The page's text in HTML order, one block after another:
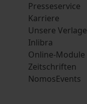
Presseservice
Karriere
Unsere Verlage
Inlibra
Online-Module
Zeitschriften
NomosEvents